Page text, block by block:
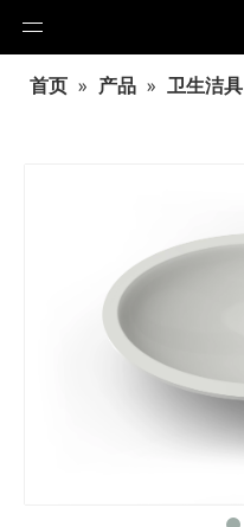
首页 » 产品 » 卫生洁具